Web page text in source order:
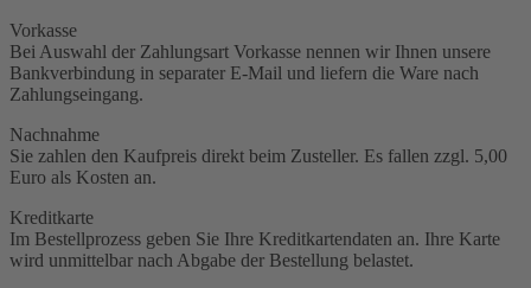
Vorkasse
Bei Auswahl der Zahlungsart Vorkasse nennen wir Ihnen unsere
Bankverbindung in separater E-Mail und liefern die Ware nach
Zahlungseingang.
Nachnahme
Sie zahlen den Kaufpreis direkt beim Zusteller. Es fallen zzgl. 5,00
Euro als Kosten an.
Kreditkarte
Im Bestellprozess geben Sie Ihre Kreditkartendaten an. Ihre Karte
wird unmittelbar nach Abgabe der Bestellung belastet.